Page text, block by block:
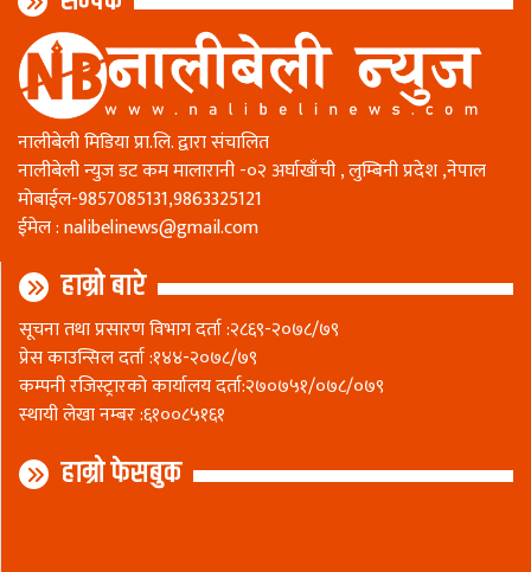
नालीबेली मिडिया प्रा.लि. द्वारा संचालित
नालीबेली न्युज डट कम मालारानी -०२ अर्घाखाँची , लुम्बिनी प्रदेश ,नेपाल
माेबाईल-9857085131,9863325121
ईमेल :nalibelinews@gmail.com
हाम्रो बारे
सूचना तथा प्रसारण विभाग दर्ता :२८६९-२०७८/७९
प्रेस काउन्सिल दर्ता :१४४-२०७८/७९
कम्पनी रजिस्ट्रारकाे कार्यालय दर्ता:२७०७५१/०७८/०७९
स्थायी लेखा नम्बर :६१००८५१६१
हाम्रो फेसबुक